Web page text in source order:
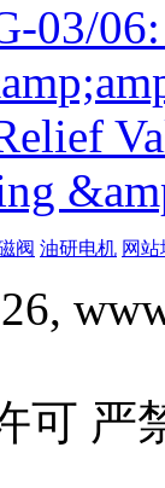
03/
阀 油研电机 网
可 严